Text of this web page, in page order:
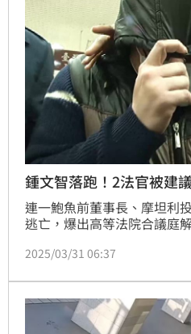
鍾文智落跑！2法官被建
連一鮑魚前董事長、摩坦利
逃亡，爆出高等法院合議庭
題，引爆基層檢察官、書記
松送法官評鑑委員會評鑑。
曾二度增補審理單上裁定原
間，陳勇松且指示書記官
2025/03/31 06:37